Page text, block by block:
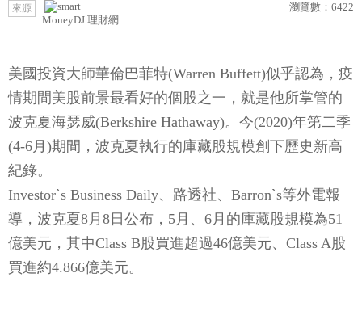
來源
MoneyDJ 理財網
瀏覽數： 6422
美國投資大師華倫巴菲特(Warren Buffett)似乎認為，疫
情期間美股前景最看好的個股之一，就是他所掌管的
波克夏海瑟威(Berkshire Hathaway)。今(2020)年第二季
(4-6月)期間，波克夏執行的庫藏股規模創下歷史新高
紀錄。
Investor`s Business Daily、路透社、Barron`s等外電報
導，波克夏8月8日公布，5月、6月的庫藏股規模為51
億美元，其中Class B股買進超過46億美元、Class A股
買進約4.866億美元。